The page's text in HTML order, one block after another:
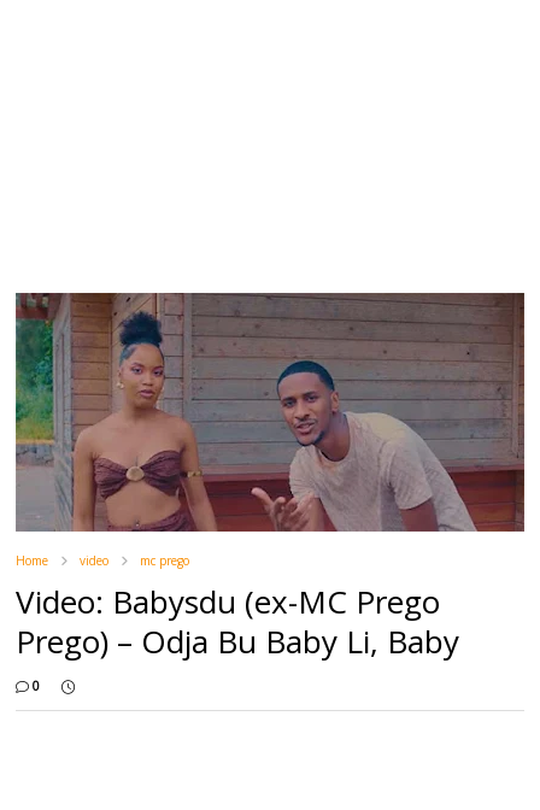
Home video mc prego
Video: Babysdu (ex-MC Prego
Prego) – Odja Bu Baby Li, Baby
0